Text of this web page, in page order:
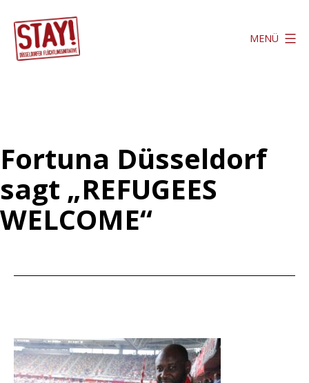
Inhalt
springen
MENÜ
Fortuna Düsseldorf
sagt „REFUGEES
WELCOME“